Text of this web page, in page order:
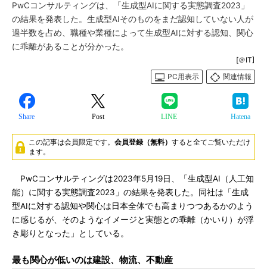
PwCコンサルティングは、「生成型AIに関する実態調査2023」
の結果を発表した。生成型AIそのものをまだ認知していない人が
過半数を占め、職種や業種によって生成型AIに対する認知、関心
に乖離があることが分かった。
[＠IT]
PC用表示
関連情報
Share Post LINE Hatena
この記事は会員限定です。 会員登録（無料） すると全てご覧いただけ
ます。
PwCコンサルティングは2023年5月19日、「生成型AI（人工知
能）に関する実態調査2023」の結果を発表した。同社は「生成
型AIに対する認知や関心は日本全体でも高まりつつあるかのよう
に感じるが、そのようなイメージと実態との乖離（かいり）が浮
き彫りとなった」としている。
最も関心が低いのは建設、物流、不動産